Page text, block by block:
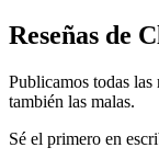
Reseñas de
Publicamos todas las
también las malas.
Sé el primero en